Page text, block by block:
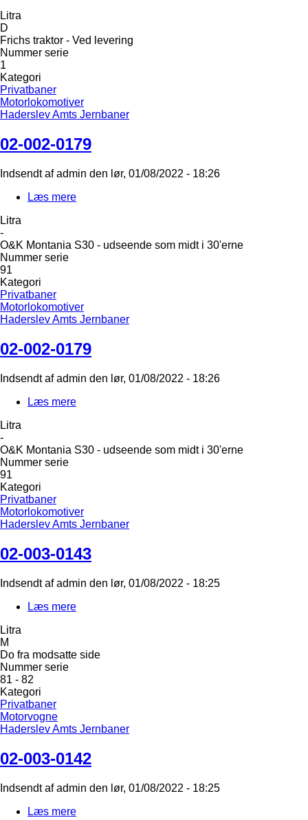
Litra
D
Frichs traktor - Ved levering
Nummer serie
1
Kategori
Privatbaner
Motorlokomotiver
Haderslev Amts Jernbaner
02-002-0179
Indsendt afadmin den lør, 01/08/2022 - 18:26
Læs mere
Litra
-
O&K Montania S30 - udseende som midt i 30'erne
Nummer serie
91
Kategori
Privatbaner
Motorlokomotiver
Haderslev Amts Jernbaner
02-002-0179
Indsendt afadmin den lør, 01/08/2022 - 18:26
Læs mere
Litra
-
O&K Montania S30 - udseende som midt i 30'erne
Nummer serie
91
Kategori
Privatbaner
Motorlokomotiver
Haderslev Amts Jernbaner
02-003-0143
Indsendt afadmin den lør, 01/08/2022 - 18:25
Læs mere
Litra
M
Do fra modsatte side
Nummer serie
81 - 82
Kategori
Privatbaner
Motorvogne
Haderslev Amts Jernbaner
02-003-0142
Indsendt afadmin den lør, 01/08/2022 - 18:25
Læs mere